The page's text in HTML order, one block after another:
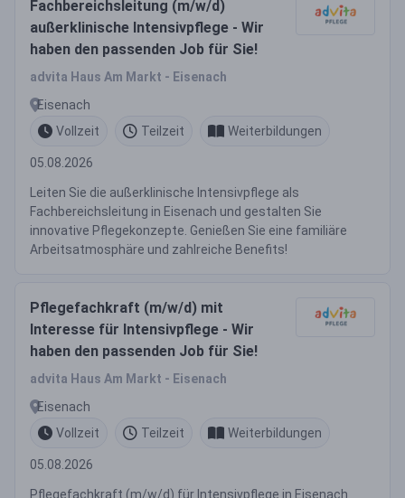
Fachbereichsleitung (m/w/d)
außerklinische Intensivpflege - Wir
haben den passenden Job für Sie!
advita Haus Am Markt - Eisenach
Eisenach
Vollzeit
Teilzeit Weiterbildungen
05.08.2026
Leiten Sie die außerklinische Intensivpflege als
Fachbereichsleitung in Eisenach und gestalten Sie
innovative Pflegekonzepte. Genießen Sie eine familiäre
Arbeitsatmosphäre und zahlreiche Benefits!
Pflegefachkraft (m/w/d) mit
Interesse für Intensivpflege - Wir
haben den passenden Job für Sie!
advita Haus Am Markt - Eisenach
Eisenach
Vollzeit
Teilzeit Weiterbildungen
05.08.2026
Pflegefachkraft (m/w/d) für Intensivpflege in Eisenach